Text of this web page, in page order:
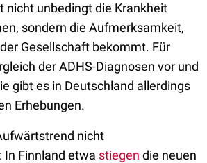
nicht unbedingt die Krankheit
sondern die Aufmerksamkeit,
Gesellschaft bekommt. Für
der ADHS-Diagnosen vor und
gibt es in Deutschland allerdings
Erhebungen.
nicht
In Finnland etwa stiegen die neuen